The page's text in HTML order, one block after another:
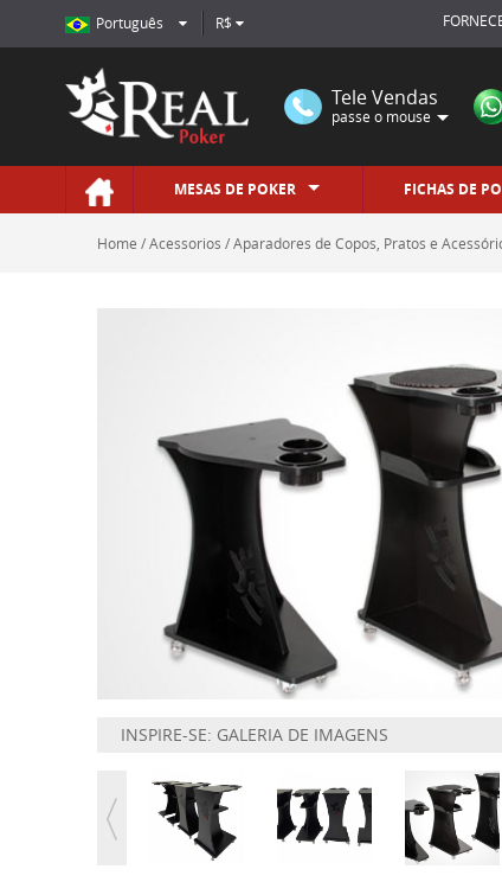
Português R$
Tele Vendas
passe o mouse
MESAS DE POKER FICHAS DE
Home Acessorios Aparadores de Copos, Pratos e
INSPIRE-SE: GALERIA DE IMAGENS